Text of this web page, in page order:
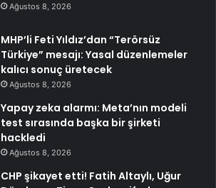
Ağustos 8, 2026
MHP’li Feti Yıldız’dan “Terörsüz
Türkiye” mesajı: Yasal düzenlemeler
kalıcı sonuç üretecek
Ağustos 8, 2026
Yapay zeka alarmı: Meta’nın modeli
test sırasında başka bir şirketi
hackledi
Ağustos 8, 2026
CHP şikayet etti! Fatih Altaylı, Uğur